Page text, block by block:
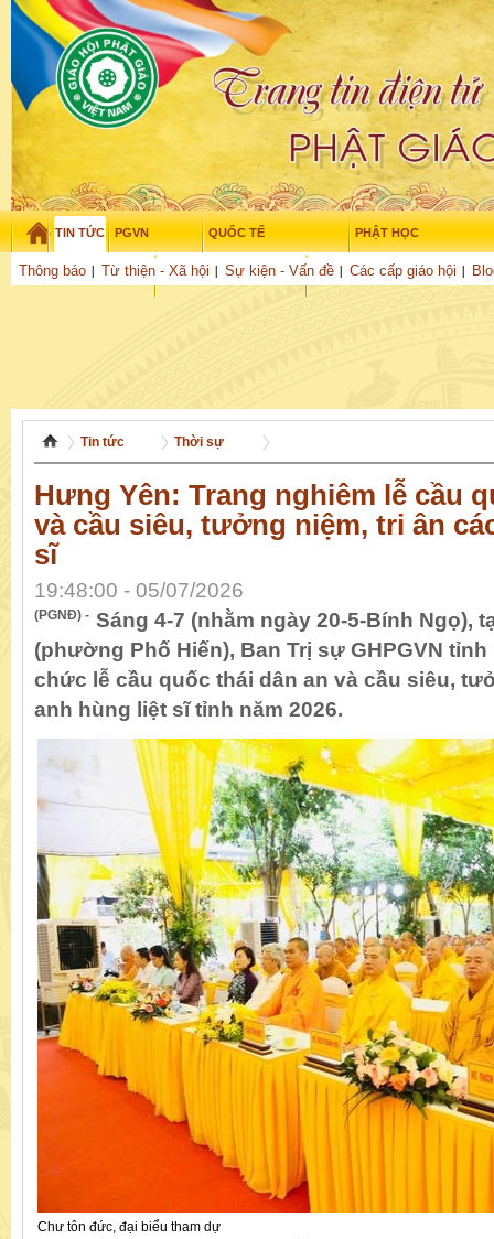
TIN TỨC
Thông báo Từ thiện - Xã hội Sự kiện - Vấn đề Các cấp giáo hội
PGVN QUỐC TẾ PHẬT HỌC
THỜI ĐẠI TUỔI TRẺ NGHIÊN CỨU
Chủ nhật - 9/08/2026 – 10:55:13
Tin tức Thời sự
Hưng Yên: Trang nghiêm lễ cầu
và cầu siêu, tưởng niệm, tri ân
sĩ
19:48:00 - 05/07/2026
(PGNĐ) - Sáng 4-7 (nhằm ngày 20-5-Bính Ngọ),
(phường Phố Hiến), Ban Trị sự GHPGVN
chức lễ cầu quốc thái dân an và cầu siêu,
anh hùng liệt sĩ tỉnh năm 2026.
Chư tôn đức, đại biểu tham dự